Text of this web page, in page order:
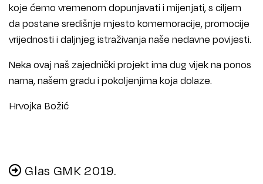
koje ćemo vremenom dopunjavati i mijenjati, s ciljem
da postane središnje mjesto komemoracije, promocije
vrijednosti i daljnjeg istraživanja naše nedavne povijesti.
Neka ovaj naš zajednički projekt ima dug vijek na ponos
nama, našem gradu i pokoljenjima koja dolaze.
Hrvojka Božić
Glas GMK 2019.